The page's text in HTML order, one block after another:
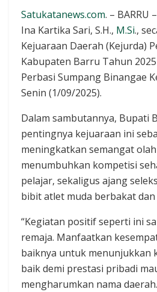
Satukatanews.com. – BARRU
Ina Kartika Sari, S.H., M.Si.,
Kejuaraan Daerah (Kejurda)
Kabupaten Barru Tahun
Perbasi Sumpang Binangae
Senin (1/09/2025).
Dalam sambutannya, Bupati
pentingnya kejuaraan ini
meningkatkan semangat
menumbuhkan kompetisi
pelajar, sekaligus ajang
bibit atlet muda berbakat
“Kegiatan positif seperti ini
remaja. Manfaatkan
baiknya untuk menunjukkan
baik demi prestasi pribadi
mengharumkan nama